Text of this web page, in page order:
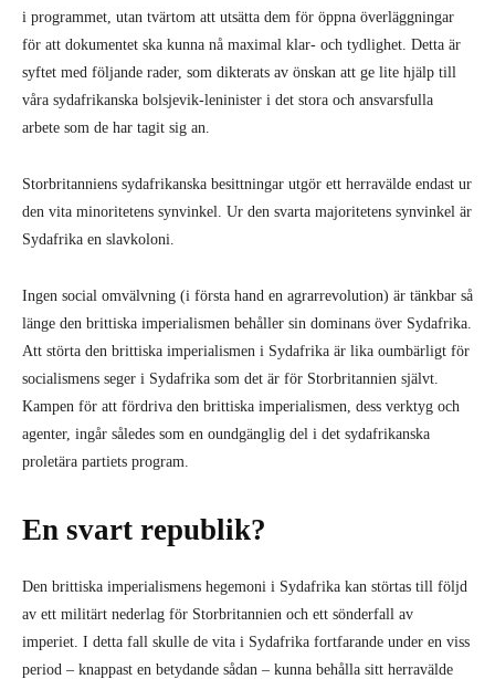
i programmet, utan tvärtom att utsätta dem för öppna överläggningar
för att dokumentet ska kunna nå maximal klar- och tydlighet. Detta är
syftet med följande rader, som dikterats av önskan att ge lite hjälp till
våra sydafrikanska bolsjevik-leninister i det stora och ansvarsfulla
arbete som de har tagit sig an.
Storbritanniens sydafrikanska besittningar utgör ett herravälde endast ur
den vita minoritetens synvinkel. Ur den svarta majoritetens synvinkel är
Sydafrika en slavkoloni.
Ingen social omvälvning (i första hand en agrarrevolution) är tänkbar så
länge den brittiska imperialismen behåller sin dominans över Sydafrika.
Att störta den brittiska imperialismen i Sydafrika är lika oumbärligt för
socialismens seger i Sydafrika som det är för Storbritannien självt.
Kampen för att fördriva den brittiska imperialismen, dess verktyg och
agenter, ingår således som en oundgänglig del i det sydafrikanska
proletära partiets program.
En svart republik?
Den brittiska imperialismens hegemoni i Sydafrika kan störtas till följd
av ett militärt nederlag för Storbritannien och ett sönderfall av
imperiet. I detta fall skulle de vita i Sydafrika fortfarande under en viss
period – knappast en betydande sådan – kunna behålla sitt herravälde